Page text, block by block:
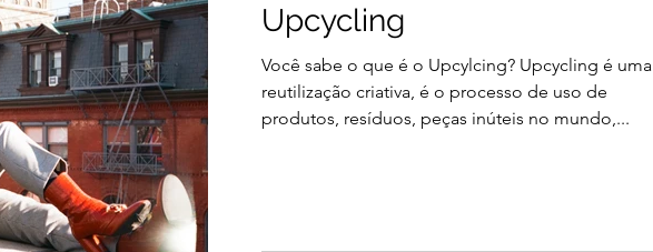
Upcycling
Você sabe o que é o Upcylcing? Upcycling é uma
reutilização criativa, é o processo de uso de
produtos, resíduos, peças inúteis no mundo,...